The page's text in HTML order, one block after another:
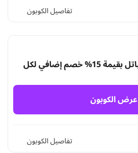
تفاصيل الكوبون
كوبون كارديال أفنان الباتل بقيمة 15% خصم إضافي لكل
عرض الكوبون
تفاصيل الكوبون